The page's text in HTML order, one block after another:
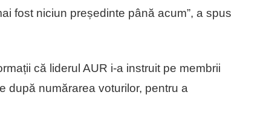
fost niciun președinte până acum”, a spus
că liderul AUR i-a instruit pe membrii
după numărarea voturilor, pentru a